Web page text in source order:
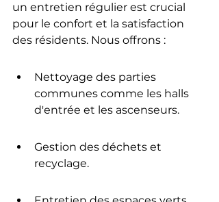
un entretien régulier est crucial
pour le confort et la satisfaction
des résidents. Nous offrons :
Nettoyage des parties
communes comme les halls
d'entrée et les ascenseurs.
Gestion des déchets et
recyclage.